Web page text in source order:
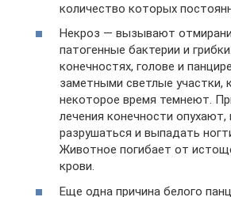
количество которых
Некроз — вызывают
патогенные бактерии и
конечностях, голове и
заметными светлые участки,
некоторое время темнеют.
лечения конечности опухают,
разрушаться и выпадать
Животное погибает от
крови.
Еще одна причина белого